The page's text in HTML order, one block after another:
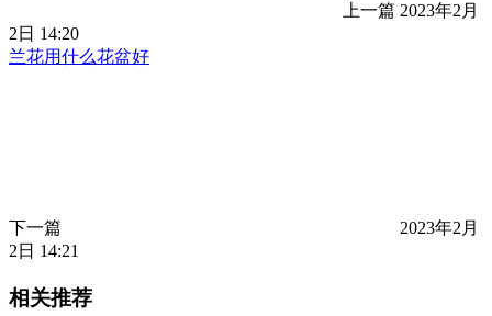
上一篇 2023年2月
2日 14:20
兰花用什么花盆好
下一篇
2023年2月
2日 14:21
相关推荐